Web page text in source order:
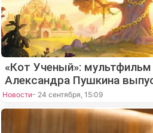
«Кот Ученый»:
Александра Пушкина
Новости- 24 сентября, 15:09